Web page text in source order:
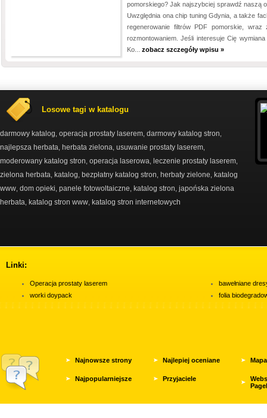
pomorskiego? Jak najszybciej sprawdź naszą
Uwzględnia ona chip tuning Gdynia, a także
regenerowanie filtrów PDF pomorskie, wraz
rozmontowaniem. Jeśli interesuje Cię wymiana
Ko... zobacz szczegóły wpisu »
Losowe tagi w katalogu
darmowy katalog operacja prostaty laserem darmowy katalog stron
najlepsza herbata herbata zielona usuwanie prostaty laserem
moderowany katalog stron operacja laserowa leczenie prostaty laserem
zielona herbata katalog bezpłatny katalog stron herbaty zielone
katalog
www dom opieki panele fotowoltaiczne katalog stron japońska zielona
herbata katalog stron www katalog stron internetowych
Linki:
Operacja prostaty laserem
worki doypack
bawełniane
folia
Najnowsze strony Najlepiej oceniane
Najpopularniejsze Przyjaciele